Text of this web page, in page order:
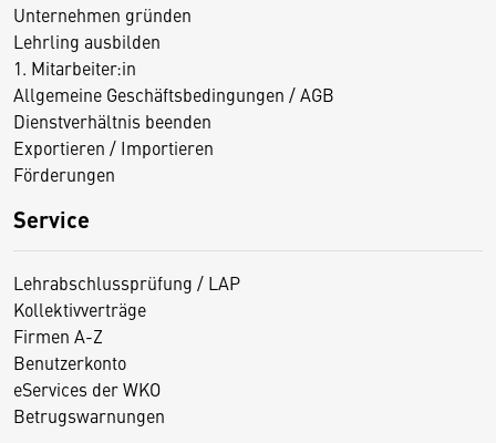
Unternehmen gründen
Lehrling ausbilden
1. Mitarbeiter:in
Allgemeine Geschäftsbedingungen / AGB
Dienstverhältnis beenden
Exportieren / Importieren
Förderungen
Service
Lehrabschlussprüfung / LAP
Kollektivverträge
Firmen A-Z
Benutzerkonto
eServices der WKO
Betrugswarnungen